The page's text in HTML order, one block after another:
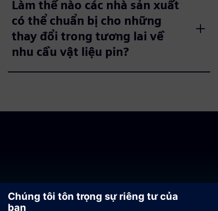
Làm thế nào các nhà sản xuất
có thể chuẩn bị cho những
thay đổi trong tương lai về
nhu cầu vật liệu pin?
Liên hệ với các chuyên gia